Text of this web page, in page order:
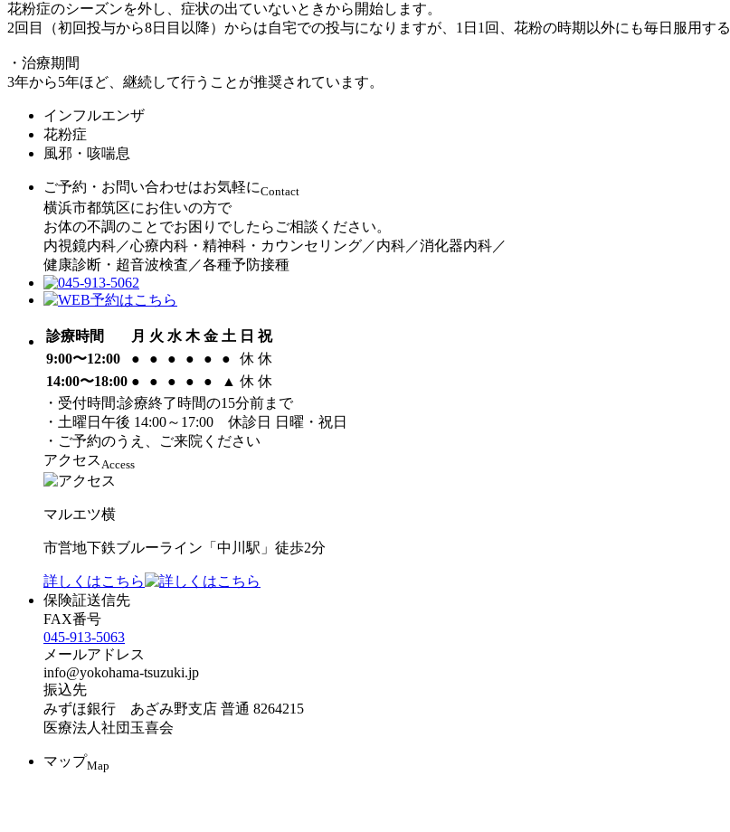
花粉症のシーズンを外し、症状の出ていないときから開始します。
2回目（初回投与から8日目以降）からは自宅での投与になりますが、1日1回、花粉の時期以外にも毎日服用す
・治療期間
3年から5年ほど、継続して行うことが推奨されています。
インフルエンザ
花粉症
風邪・咳喘息
ご予約・お問い合わせはお気軽にContact
横浜市都筑区にお住いの方で
お体の不調のことでお困りでしたらご相談ください。
内視鏡内科／心療内科・精神科・カウンセリング／内科／消化器内科／
健康診断・超音波検査／各種予防接種
診療時間 月 火 水 木 金 土 日 祝
9:00〜12:00
● ● ● ● ● ● 休 休
14:00〜18:00 ● ● ● ● ● ▲ 休 休
・受付時間:診療終了時間の15分前まで
・土曜日午後 14:00～17:00 休診日 日曜・祝日
・ご予約のうえ、ご来院ください
アクセスAccess
マルエツ横
市営地下鉄ブルーライン「中川駅」徒歩2分
詳しくはこちら
保険証送信先
FAX番号
045-913-5063
メールアドレス
info@yokohama-tsuzuki.jp
振込先
みずほ銀行 あざみ野支店 普通 8264215
医療法人社団玉喜会
マップMap